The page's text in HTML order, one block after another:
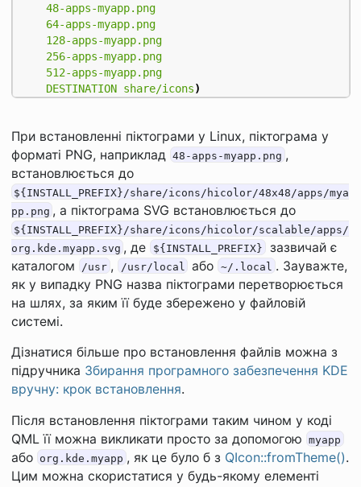
48-apps-myapp.png
64-apps-myapp.png
128-apps-myapp.png
256-apps-myapp.png
512-apps-myapp.png
DESTINATION share/icons)
При встановленні піктограми у Linux, піктограма у
форматі PNG, наприклад
48-apps-myapp.png ,
встановлюється до
${INSTALL_PREFIX}/share/icons/hicolor/48x48/apps/mya
pp.png , а піктограма SVG встановлюється до
${INSTALL_PREFIX}/share/icons/hicolor/scalable/apps/
org.kde.myapp.svg , де ${INSTALL_PREFIX}
зазвичай є
каталогом
/usr , /usr/local або ~/.local . Зауважте,
як у випадку PNG назва піктограми перетворюється
на шлях, за яким її буде збережено у файловій
системі.
Дізнатися більше про встановлення файлів можна з
підручника Збирання програмного забезпечення KDE
вручну: крок встановлення.
Після встановлення піктограми таким чином у коді
QML її можна викликати просто за допомогою
myapp
або org.kde.myapp , як це було б з QIcon::fromTheme().
Цим можна скористатися у будь-якому елементі